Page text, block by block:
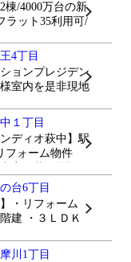
棟/4000万台の新
ラット35利用可/
4丁目
ョンプレジデン
室内を是非現地
１丁目
ディオ萩中】駅
フォーム物件
台6丁目
・リフォーム
建 ・３ＬＤＫ
川1丁目